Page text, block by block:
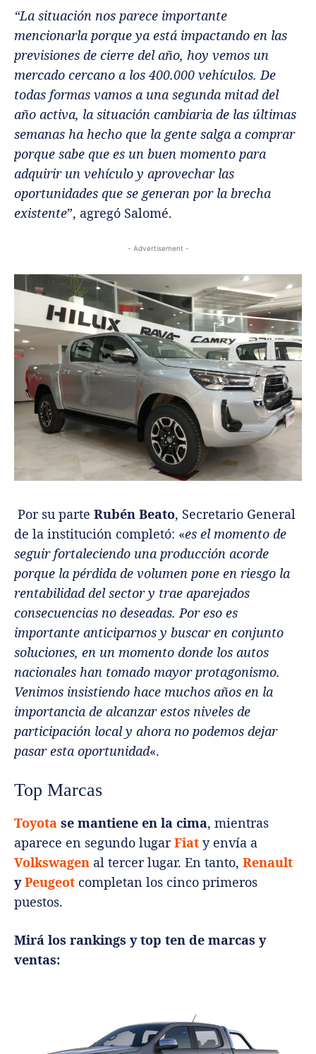
“La situación nos parece importante
mencionarla porque ya está impactando en las
previsiones de cierre del año, hoy vemos un
mercado cercano a los 400.000 vehículos. De
todas formas vamos a una segunda mitad del
año activa, la situación cambiaria de las últimas
semanas ha hecho que la gente salga a comprar
porque sabe que es un buen momento para
adquirir un vehículo y aprovechar las
oportunidades que se generan por la brecha
existente”, agregó Salomé.
- Advertisement -
Por su parte Rubén Beato, Secretario General
de la institución completó: «es el momento de
seguir fortaleciendo una producción acorde
porque la pérdida de volumen pone en riesgo la
rentabilidad del sector y trae aparejados
consecuencias no deseadas. Por eso es
importante anticiparnos y buscar en conjunto
soluciones, en un momento donde los autos
nacionales han tomado mayor protagonismo.
Venimos insistiendo hace muchos años en la
importancia de alcanzar estos niveles de
participación local y ahora no podemos dejar
pasar esta oportunidad«.
Top Marcas
Toyota se mantiene en la cima, mientras
aparece en segundo lugarFiat y envía a
Volkswagen al tercer lugar. En tanto, Renault
yPeugeot completan los cinco primeros
puestos.
Mirá los rankings y top ten de marcas y
ventas: